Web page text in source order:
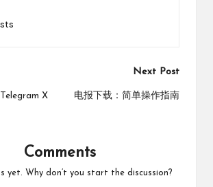
X
Next Post
电报下载：简单操作指南
Comments
yet. Why don’t you start the discussion?